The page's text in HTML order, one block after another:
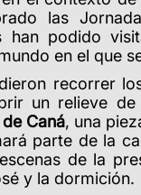
las
han podido
en el que
recorrer
un relieve
Caná, una
parte de la
de la
y la dormición.